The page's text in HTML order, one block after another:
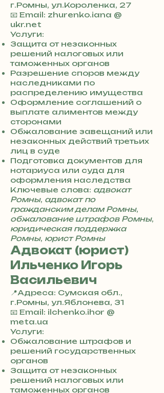
г.Ромны, ул.Короленка, 27
+
3
8
0
7
3
0
4
8
5
7
8
4
📧 Email: zhurenko.iana @
ukr.net
Услуги:
Защита от незаконных
решений налоговых или
таможенных органов
Разрешение споров между
наследниками по
распределению имущества
Оформление соглашений о
выплате алиментов между
сторонами
Обжалование завещаний или
незаконных действий третьих
лиц в суде
Подготовка документов для
нотариуса или суда для
оформления наследства
Ключевые слова: адвокат
Ромны, адвокат по
гражданским делам Ромны,
обжалование штрафов Ромны,
юридическая поддержка
Ромны, юрист Ромны
Адвокат (юрист)
Ильченко Игорь
Васильевич
📍Адреса: Сумская обл.,
г.Ромны, ул.Яблонева, 31
+
3
8
0
7
3
0
4
8
📧 Email: ilchenko.ihor @
meta.ua
Услуги:
Обжалование штрафов и
решений государственных
органов
Защита от незаконных
решений налоговых или
таможенных органов